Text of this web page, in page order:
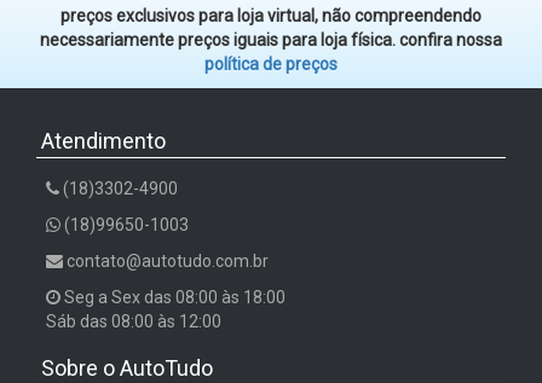
preços exclusivos para loja virtual, não compreendendo
necessariamente preços iguais para loja física. confira nossa
política de preços
Atendimento
(18)3302-4900
(18)99650-1003
contato@autotudo.com.br
Seg a Sex das 08:00 às 18:00
Sáb das 08:00 às 12:00
Sobre o AutoTudo